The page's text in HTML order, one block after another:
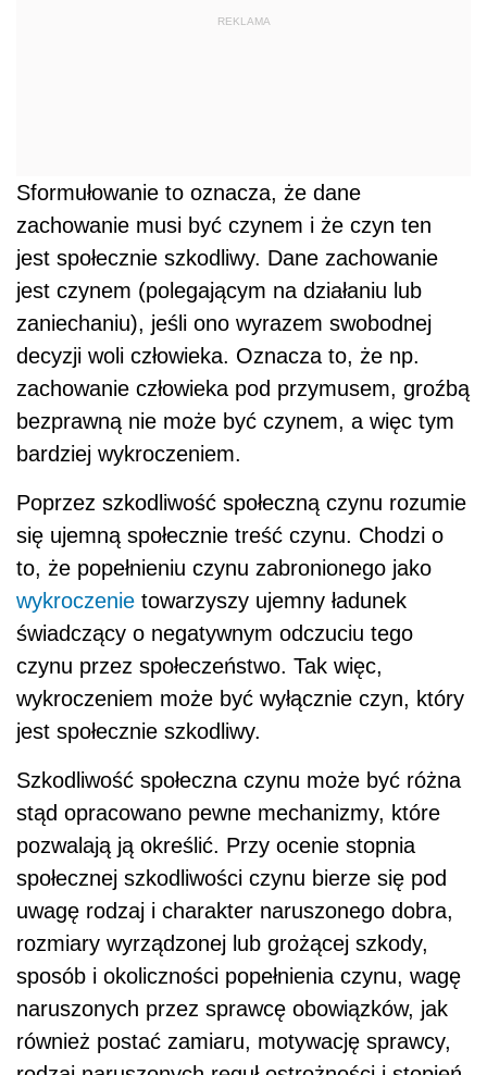
REKLAMA
Sformułowanie to oznacza, że dane
zachowanie musi być czynem i że czyn ten
jest społecznie szkodliwy. Dane zachowanie
jest czynem (polegającym na działaniu lub
zaniechaniu), jeśli ono wyrazem swobodnej
decyzji woli człowieka. Oznacza to, że np.
zachowanie człowieka pod przymusem, groźbą
bezprawną nie może być czynem, a więc tym
bardziej wykroczeniem.
Poprzez szkodliwość społeczną czynu rozumie
się ujemną społecznie treść czynu. Chodzi o
to, że popełnieniu czynu zabronionego jako
wykroczenie towarzyszy ujemny ładunek
świadczący o negatywnym odczuciu tego
czynu przez społeczeństwo. Tak więc,
wykroczeniem może być wyłącznie czyn, który
jest społecznie szkodliwy.
Szkodliwość społeczna czynu może być różna
stąd opracowano pewne mechanizmy, które
pozwalają ją określić. Przy ocenie stopnia
społecznej szkodliwości czynu bierze się pod
uwagę rodzaj i charakter naruszonego dobra,
rozmiary wyrządzonej lub grożącej szkody,
sposób i okoliczności popełnienia czynu, wagę
naruszonych przez sprawcę obowiązków, jak
również postać zamiaru, motywację sprawcy,